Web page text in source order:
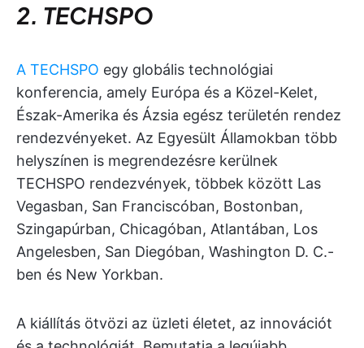
2. TECHSPO
A TECHSPO egy globális technológiai
konferencia, amely Európa és a Közel-Kelet,
Észak-Amerika és Ázsia egész területén rendez
rendezvényeket. Az Egyesült Államokban több
helyszínen is megrendezésre kerülnek
TECHSPO rendezvények, többek között Las
Vegasban, San Franciscóban, Bostonban,
Szingapúrban, Chicagóban, Atlantában, Los
Angelesben, San Diegóban, Washington D. C.-
ben és New Yorkban.
A kiállítás ötvözi az üzleti életet, az innovációt